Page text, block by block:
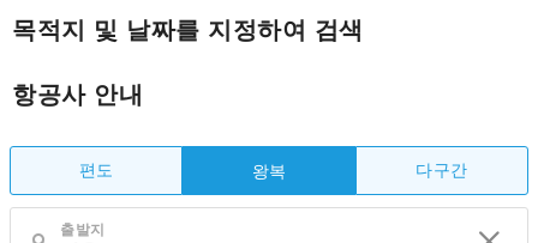
목적지 및 날짜를 지정하여 검색
항공사 안내
편도 왕복 다구간
출발지